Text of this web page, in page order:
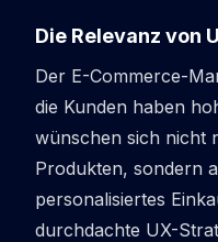
Die Relevanz von
Der E-Commerce-
die Kunden haben
wünschen sich nicht
Produkten, sondern
personalisiertes
durchdachte UX-